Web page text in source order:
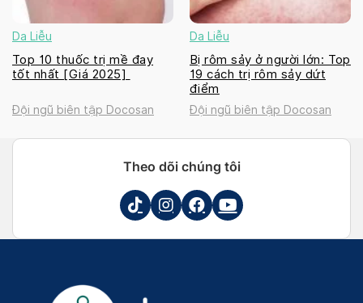
Da Liễu
Top 10 thuốc trị mề đay
tốt nhất [Giá 2025]
Đội ngũ biên tập Docosan
Da Liễu
Bị rôm sảy ở người lớn: Top
19 cách trị rôm sảy dứt
điểm
Đội ngũ biên tập Docosan
Theo dõi chúng tôi